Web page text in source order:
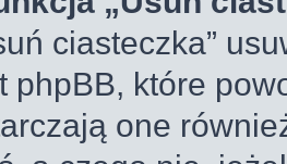
ciasteczka”
phpBB, które
one